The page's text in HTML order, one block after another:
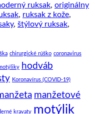
ruksak, originálny
, ruksak z kože,
, štýlový ruksak,
chirurgické rúško coronavirus
hodváb
Koronavírus (COVID-19)
manžetové
kravaty motýlik